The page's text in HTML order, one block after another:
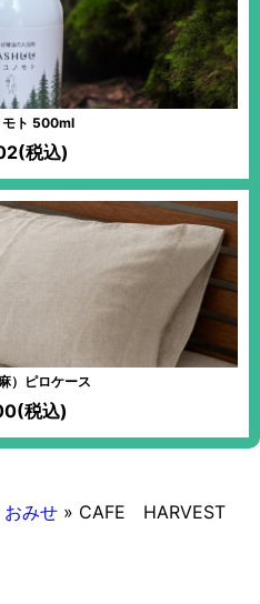
モト 500ml
税込)
）ピロケース
税込)
おみせ » CAFE HARVEST